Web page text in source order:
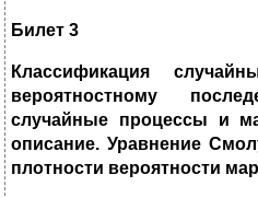
Билет 3
Классификация
вероятностному
случайные процессы и
описание. Уравнение
плотности вероятности